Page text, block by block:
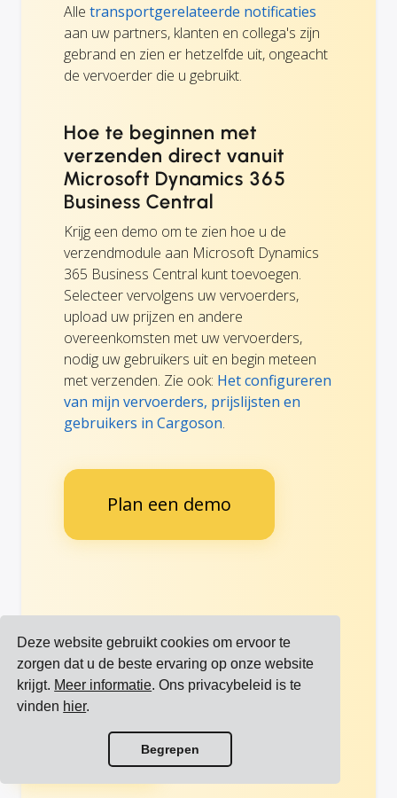
Deze website gebruikt cookies om ervoor te
zorgen dat u de beste ervaring op onze website
krijgt. Meer informatie. Ons privacybeleid is te
vinden hier.
Begrepen
Alle transportgerelateerde notificaties
aan uw partners, klanten en collega's zijn
gebrand en zien er hetzelfde uit, ongeacht
de vervoerder die u gebruikt.
Hoe te beginnen met
verzenden direct vanuit
Microsoft Dynamics 365
Business Central
Krijg een demo om te zien hoe u de
verzendmodule aan Microsoft Dynamics
365 Business Central kunt toevoegen.
Selecteer vervolgens uw vervoerders,
upload uw prijzen en andere
overeenkomsten met uw vervoerders,
nodig uw gebruikers uit en begin meteen
met verzenden. Zie ook: Het configureren
van mijn vervoerders, prijslijsten en
gebruikers in Cargoson.
Plan een demo
Vertrouwd door
toonaangevende
internationale merken
Bekijk
meer
referenties
Bekijk alle integraties
Bekijk alle vervoerders